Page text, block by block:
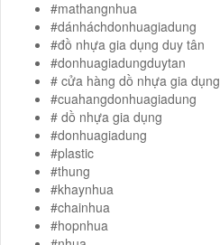
#mathangnhua
#dánháchdonhuagiadung
#đồ nhựa gia dụng duy tân
#donhuagiadungduytan
# cửa hàng dồ nhựa gia dụng
#cuahangdonhuagiadung
# dồ nhựa gia dụng
#donhuagiadung
#plastic
#thung
#khaynhua
#chainhua
#hopnhua